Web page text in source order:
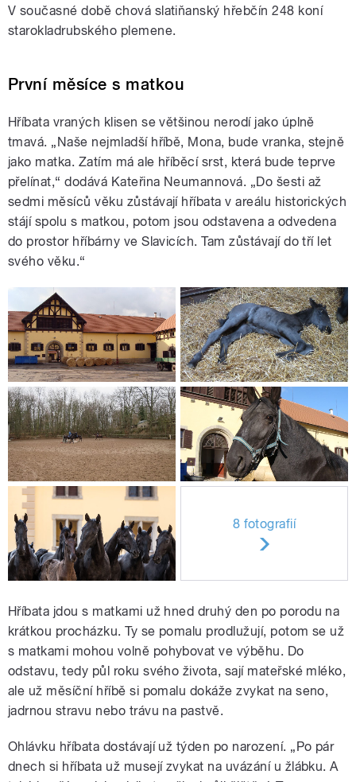
V současné době chová slatiňanský hřebčín 248 koní
starokladrubského plemene.
První měsíce s matkou
Hříbata vraných klisen se většinou nerodí jako úplně
tmavá. „Naše nejmladší hříbě, Mona, bude vranka, stejně
jako matka. Zatím má ale hříběcí srst, která bude teprve
přelínat,“ dodává Kateřina Neumannová. „Do šesti až
sedmi měsíců věku zůstávají hříbata v areálu historických
stájí spolu s matkou, potom jsou odstavena a odvedena
do prostor hříbárny ve Slavicích. Tam zůstávají do tří let
svého věku.“
8 fotografií
Hříbata jdou s matkami už hned druhý den po porodu na
krátkou procházku. Ty se pomalu prodlužují, potom se už
s matkami mohou volně pohybovat ve výběhu. Do
odstavu, tedy půl roku svého života, sají mateřské mléko,
ale už měsíční hříbě si pomalu dokáže zvykat na seno,
jadrnou stravu nebo trávu na pastvě.
Ohlávku hříbata dostávají už týden po narození. „Po pár
dnech si hříbata už musejí zvykat na uvázání u žlábku. A